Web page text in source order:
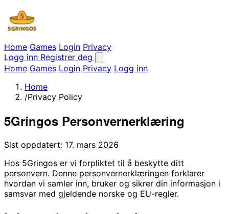
Home Games Login Privacy
Logg inn Registrer deg
Home Games Login Privacy Logg inn
Home
/Privacy Policy
5Gringos Personvernerklæring
Sist oppdatert: 17. mars 2026
Hos 5Gringos er vi forpliktet til å beskytte ditt
personvern. Denne personvernerklæringen forklarer
hvordan vi samler inn, bruker og sikrer din informasjon i
samsvar med gjeldende norske og EU-regler.